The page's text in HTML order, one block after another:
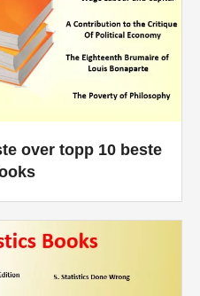
over topp 10 beste